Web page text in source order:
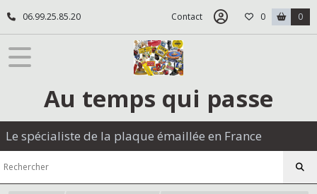
06.99.25.85.20 Contact 0 0
Au temps qui passe
Le spécialiste de la plaque émaillée en France